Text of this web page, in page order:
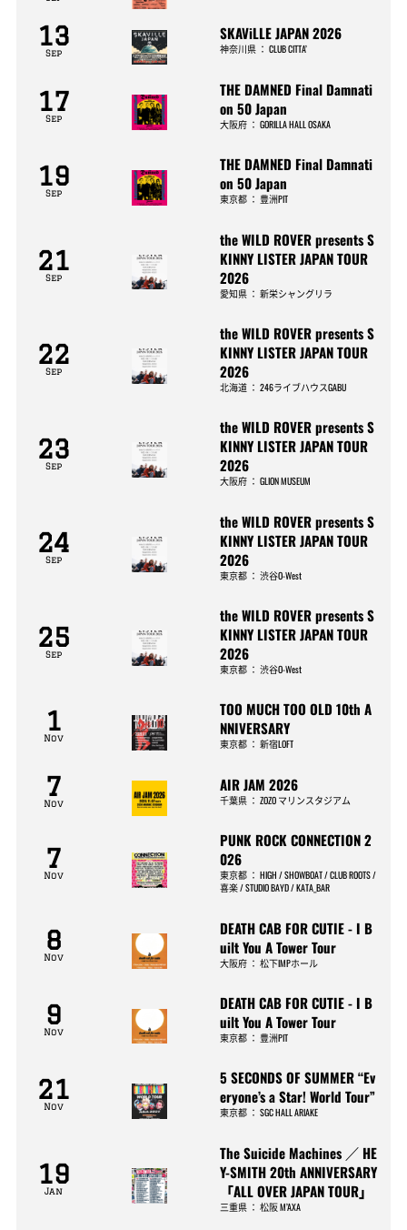
13
Sep
SKAViLLE JAPAN 2026
神奈川県 ：CLUB CITTA’
17
Sep
THE DAMNED Final Damnati
on 50 Japan
大阪府 ：GORILLA HALL OSAKA
19
Sep
THE DAMNED Final Damnati
on 50 Japan
東京都 ：豊洲PIT
21
Sep
the WILD ROVER presents S
KINNY LISTER JAPAN TOUR
2026
愛知県 ：新栄シャングリラ
22
Sep
the WILD ROVER presents S
KINNY LISTER JAPAN TOUR
2026
北海道 ：246ライブハウスGABU
23
Sep
the WILD ROVER presents S
KINNY LISTER JAPAN TOUR
2026
大阪府 ：GLION MUSEUM
24
Sep
the WILD ROVER presents S
KINNY LISTER JAPAN TOUR
2026
東京都 ：渋谷O-West
25
Sep
the WILD ROVER presents S
KINNY LISTER JAPAN TOUR
2026
東京都 ：渋谷O-West
1
Nov
TOO MUCH TOO OLD 10th A
NNIVERSARY
東京都 ：新宿LOFT
7
Nov
AIR JAM 2026
千葉県 ：ZOZO マリンスタジアム
7
Nov
PUNK ROCK CONNECTION 2
026
東京都 ：HIGH / SHOWBOAT / CLUB ROOTS /
喜楽 / STUDIO BAYD / KATA_BAR
8
Nov
DEATH CAB FOR CUTIE - I B
uilt You A Tower Tour
大阪府 ：松下IMPホール
9
Nov
DEATH CAB FOR CUTIE - I B
uilt You A Tower Tour
東京都 ：豊洲PIT
21
Nov
5 SECONDS OF SUMMER “Ev
eryone’s a Star! World Tour”
東京都 ：SGC HALL ARIAKE
19
Jan
The Suicide Machines ／ HE
Y-SMITH 20th ANNIVERSARY
「ALL OVER JAPAN TOUR」
三重県 ：松阪 M’AXA